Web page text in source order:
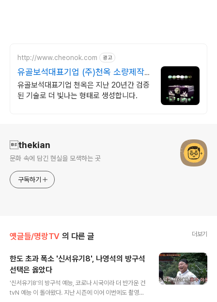
http://www.cheonok.com 광고
유골보석대표기업 (주)천옥 소량제작
가능ㅣ팬던트단독가능
유골보석대표기업 천옥은 지난 20년간 검증
된 기술로 더 빛나는 형태로 생성합니다.
thekian
문화 속에 담긴 현실을 모색하는 곳
구독하기
옛글들/명랑TV 의 다른 글 더보기
한도 초과 폭소 '신서유기8', 나영석의 방구석
선택은 옳았다
'신서유기8'의 방구석 예능, 코로나 시국이라 더 반가운 건
tvN 예능 이 돌아왔다. 지난 시즌에 이어 이번에도 촬영지